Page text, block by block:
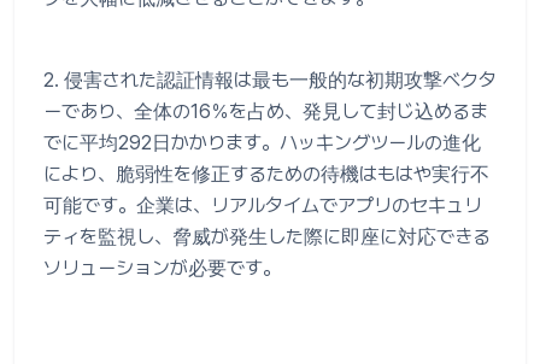
2. 侵害された認証情報は最も一般的な初期攻撃ベクタ
ーであり、全体の16％を占め、発見して封じ込めるま
でに平均292日かかります。ハッキングツールの進化
により、脆弱性を修正するための待機はもはや実行不
可能です。企業は、リアルタイムでアプリのセキュリ
ティを監視し、脅威が発生した際に即座に対応できる
ソリューションが必要です。